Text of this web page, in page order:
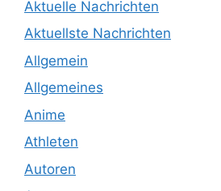
Aktuelle Nachrichten
Aktuellste Nachrichten
Allgemein
Allgemeines
Anime
Athleten
Autoren